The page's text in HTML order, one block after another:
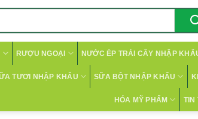
RƯỢU NGOẠI NƯỚC ÉP TRÁI CÂY NHẬP
TƯƠI NHẬP KHẨU SỮA BỘT NHẬP KHẨU
HÓA MỸ PHẨM TIN